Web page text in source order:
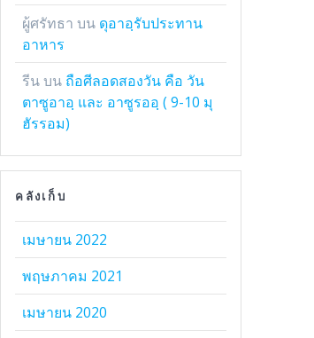
ผู้ศรัทธา บน ดุอาอฺรับประทาน
อาหาร
รีนบน ถือศีลอดสองวัน คือ วัน
ตาซูอาอฺ และ อาซูรออฺ ( 9-10 มุ
ฮัรรอม)
คลังเก็บ
เมษายน 2022
พฤษภาคม 2021
เมษายน 2020